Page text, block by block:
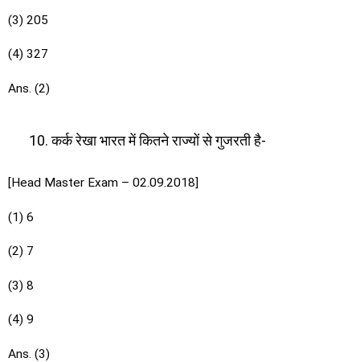
(3) 205
(4) 327
Ans. (2)
कर्क रेखा भारत में कितने राज्यों से गुजरती है-
[Head Master Exam – 02.09.2018]
(1) 6
(2) 7
(3) 8
(4) 9
Ans. (3)